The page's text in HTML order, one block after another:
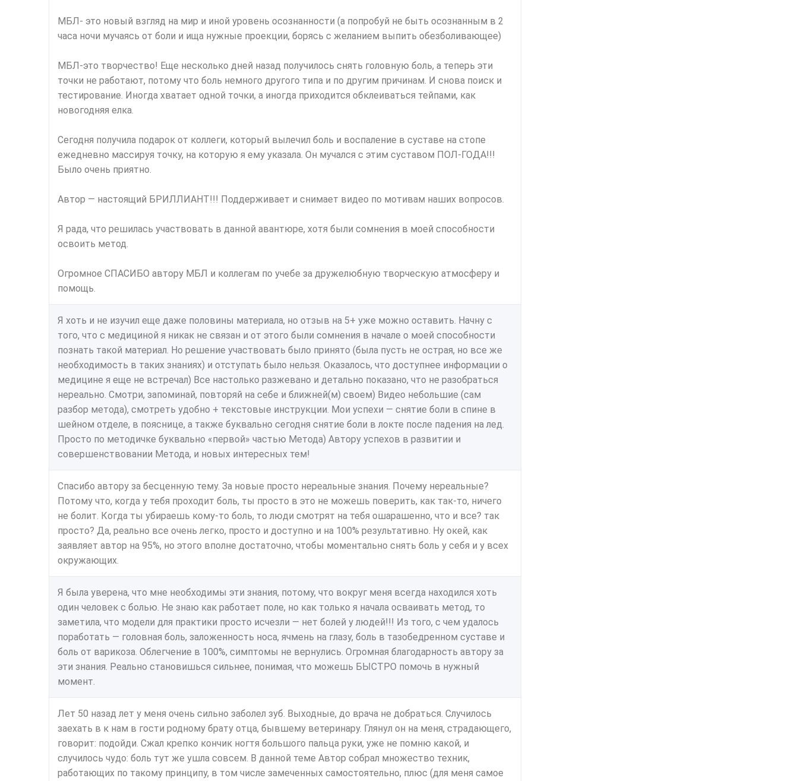
МБЛ- это новый взгляд на мир и иной уровень осознанности (а попробуй не быть осознанным в 2
часа ночи мучаясь от боли и ища нужные проекции, борясь с желанием выпить обезболивающее)
МБЛ-это творчество! Еще несколько дней назад получилось снять головную боль, а теперь эти
точки не работают, потому что боль немного другого типа и по другим причинам. И снова поиск и
тестирование. Иногда хватает одной точки, а иногда приходится обклеиваться тейпами, как
новогодняя елка.
Сегодня получила подарок от коллеги, который вылечил боль и воспаление в суставе на стопе
ежедневно массируя точку, на которую я ему указала. Он мучался с этим суставом ПОЛ-ГОДА!!!
Было очень приятно.
Автор — настоящий БРИЛЛИАНТ!!! Поддерживает и снимает видео по мотивам наших вопросов.
Я рада, что решилась участвовать в данной авантюре, хотя были сомнения в моей способности
освоить метод.
Огромное СПАСИБО автору МБЛ и коллегам по учебе за дружелюбную творческую атмосферу и
помощь.
Я хоть и не изучил еще даже половины материала, но отзыв на 5+ уже можно оставить. Начну с
того, что с медициной я никак не связан и от этого были сомнения в начале о моей способности
познать такой материал. Но решение участвовать было принято (была пусть не острая, но все же
необходимость в таких знаниях) и отступать было нельзя. Оказалось, что доступнее информации о
медицине я еще не встречал) Все настолько разжевано и детально показано, что не разобраться
нереально. Смотри, запоминай, повторяй на себе и ближней(м) своем) Видео небольшие (сам
разбор метода), смотреть удобно + текстовые инструкции. Мои успехи — снятие боли в спине в
шейном отделе, в пояснице, а также буквально сегодня снятие боли в локте после падения на лед.
Просто по методичке буквально «первой» частью Метода) Автору успехов в развитии и
совершенствовании Метода, и новых интересных тем!
Спасибо автору за бесценную тему. За новые просто нереальные знания. Почему нереальные?
Потому что, когда у тебя проходит боль, ты просто в это не можешь поверить, как так-то, ничего
не болит. Когда ты убираешь кому-то боль, то люди смотрят на тебя ошарашенно, что и все? так
просто? Да, реально все очень легко, просто и доступно и на 100% результативно. Ну окей, как
заявляет автор на 95%, но этого вполне достаточно, чтобы моментально снять боль у себя и у всех
окружающих.
Я была уверена, что мне необходимы эти знания, потому, что вокруг меня всегда находился хоть
один человек с болью. Не знаю как работает поле, но как только я начала осваивать метод, то
заметила, что модели для практики просто исчезли — нет болей у людей!!! Из того, с чем удалось
поработать — головная боль, заложенность носа, ячмень на глазу, боль в тазобедренном суставе и
боль от варикоза. Облегчение в 100%, симптомы не вернулись. Огромная благодарность автору за
эти знания. Реально становишься сильнее, понимая, что можешь БЫСТРО помочь в нужный
момент.
Лет 50 назад лет у меня очень сильно заболел зуб. Выходные, до врача не добраться. Случилось
заехать в к нам в гости родному брату отца, бывшему ветеринару. Глянул он на меня, страдающего,
говорит: подойди. Сжал крепко кончик ногтя большого пальца руки, уже не помню какой, и
случилось чудо: боль тут же ушла совсем. В данной теме Автор собрал множество техник,
работающих по такому принципу, в том числе замеченных самостоятельно, плюс (для меня самое